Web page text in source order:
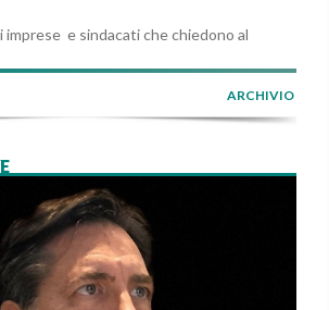
e sindacati che chiedono al
ARCHIVIO